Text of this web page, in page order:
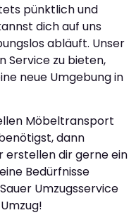
pünktlich und
dich auf uns
abläuft. Unser
Service zu bieten,
neue Umgebung in
Möbeltransport
dann
erstellen dir gerne ein
Bedürfnisse
Umzugsservice